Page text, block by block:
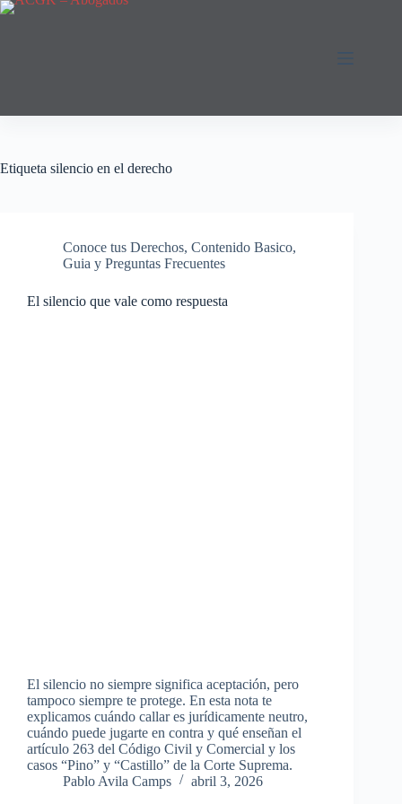
Saltar
Etiqueta silencio en el derecho
Conoce tus Derechos, Contenido Basico,
Guia y Preguntas Frecuentes
El silencio que vale como respuesta
El silencio no siempre significa aceptación, pero
tampoco siempre te protege. En esta nota te
explicamos cuándo callar es jurídicamente neutro,
cuándo puede jugarte en contra y qué enseñan el
artículo 263 del Código Civil y Comercial y los
casos “Pino” y “Castillo” de la Corte Suprema.
Pablo Avila Camps
abril 3, 2026